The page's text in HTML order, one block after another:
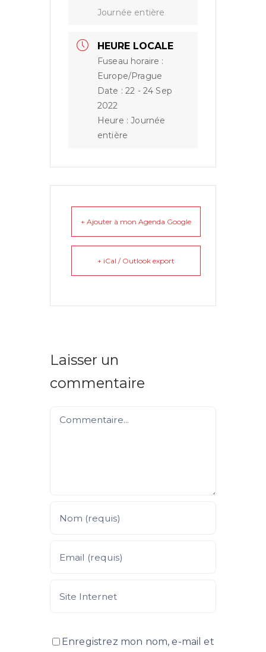
Journée entière
HEURE LOCALE
Fuseau horaire :
Europe/Prague
Date :22 - 24 Sep
2022
Heure :Journée
entière
+ Ajouter à mon Agenda Google
+ iCal / Outlook export
Laisser un
commentaire
Commentaire
Enregistrez mon nom, e-mail et